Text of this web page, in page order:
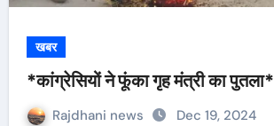
खबर
*कांग्रेसियों ने फूंका गृह मंत्री का पुतला*
Rajdhani news Dec 19, 2024